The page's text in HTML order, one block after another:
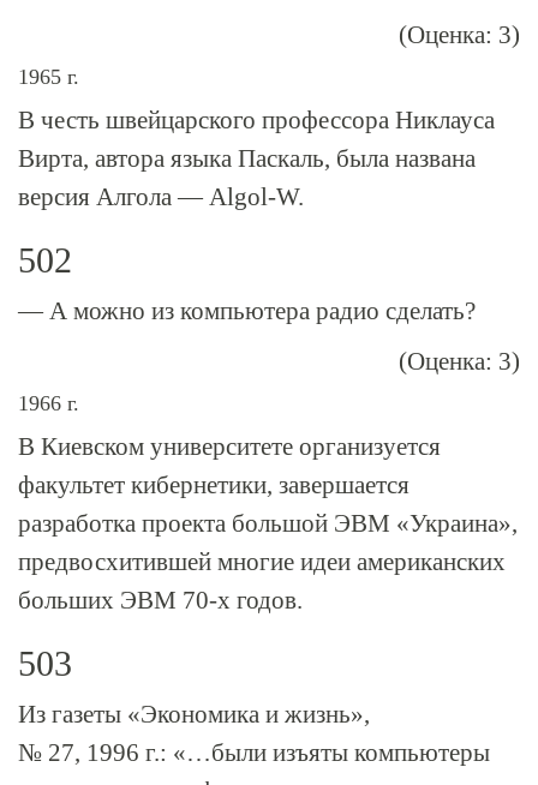
(Оценка: 3)
1965 г.
В честь швейцарского профессора Никлауса
Вирта, автора языка Паскаль, была названа
версия Алгола —Algol-W.
502
— А можно из компьютера радио сделать?
(Оценка: 3)
1966 г.
В Киевском университете организуется
факультет кибернетики, завершается
разработка проекта большой ЭВМ «Украина»,
предвосхитившей многие идеи американских
больших ЭВМ 70-х годов.
503
Из газеты «Экономика и жизнь»,
№ 27, 1996 г.: «…были изъяты компьютеры